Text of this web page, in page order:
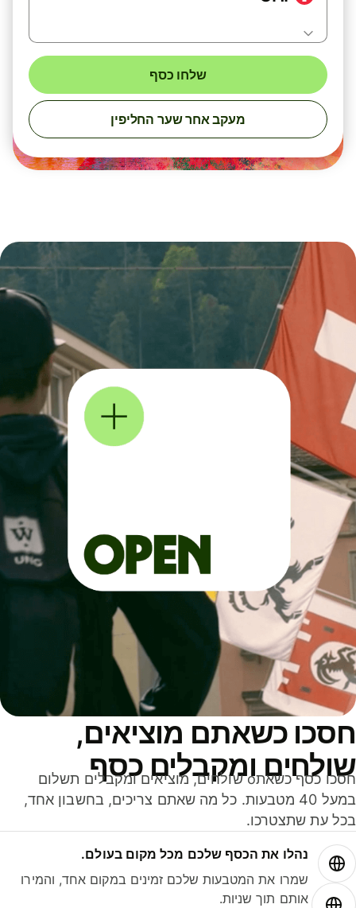
שלחו כסף
מעקב אחר שער החליפין
כשאתם מוציאים,
ומקבלים כסף
חסכו כסף כשאתo שולחים, מוציאים ומקבלים תשלום
במעל 40 מטבעות. כל מה שאתם צריכים, בחשבון אחד,
עת שתצטרכו.
נהלו את הכסף שלכם מכל מקום בעולם.
שמרו את המטבעות שלכם זמינים במקום אחד, והמירו
אותם תוך שניות.